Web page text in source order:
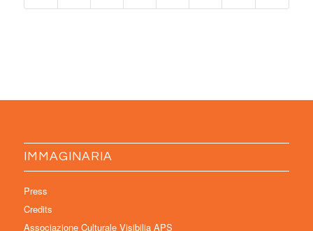
IMMAGINARIA
Press
Credits
Associazione Culturale Visibilia APS